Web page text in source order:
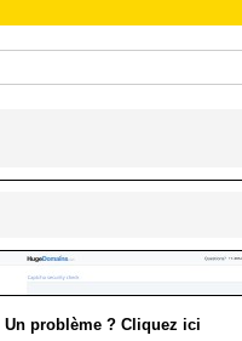
Un problème ? Cliquez ici